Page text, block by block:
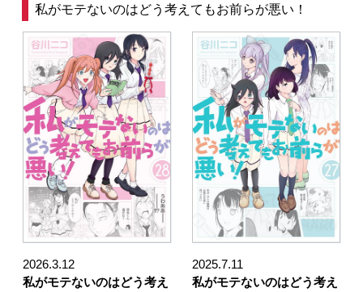
私がモテないのはどう考えてもお前らが悪い！
2026.3.12
私がモテないのはどう考え
2025.7.11
私がモテないのはどう考え